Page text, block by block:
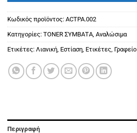
Κωδικός προϊόντος: ACTPA.002
Κατηγορίες: ΤΟΝΕR ΣΥΜΒΑΤΑ, Αναλώσιμα
Ετικέτες: Λιανική, Εστίαση, Ετικέτες, Γραφείο
Περιγραφή